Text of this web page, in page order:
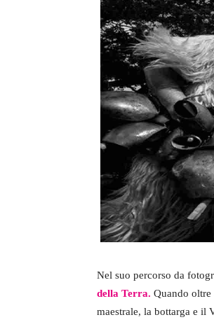
Nel suo percorso da
della Terra. Quando
maestrale, la bottarga e il